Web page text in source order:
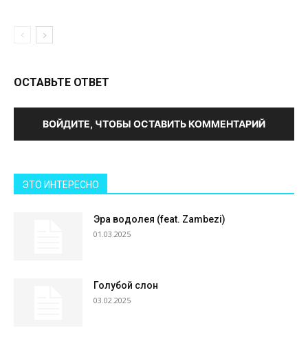
ОСТАВЬТЕ ОТВЕТ
ВОЙДИТЕ, ЧТОБЫ ОСТАВИТЬ КОММЕНТАРИЙ
ЭТО ИНТЕРЕСНО
Эра водолея (feat. Zambezi)
01.03.2025
Голубой слон
03.02.2025